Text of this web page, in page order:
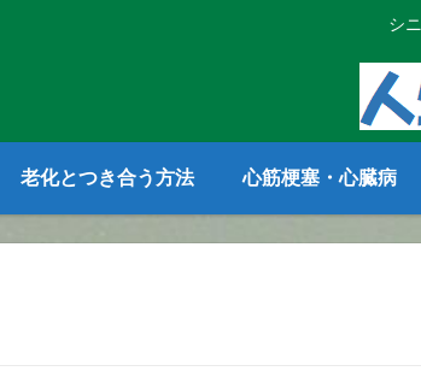
シ
老化とつき合う方法 心筋梗塞・心臓病